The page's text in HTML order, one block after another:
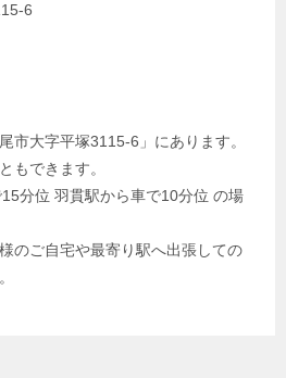
6
市大字平塚3115-6」にあります。
もできます。
分位 羽貫駅から車で10分位 の場
のご自宅や最寄り駅へ出張しての